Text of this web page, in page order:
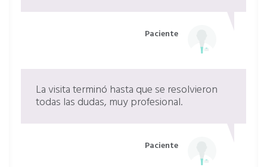
Paciente
La visita terminó hasta que se resolvieron
todas las dudas, muy profesional.
Paciente